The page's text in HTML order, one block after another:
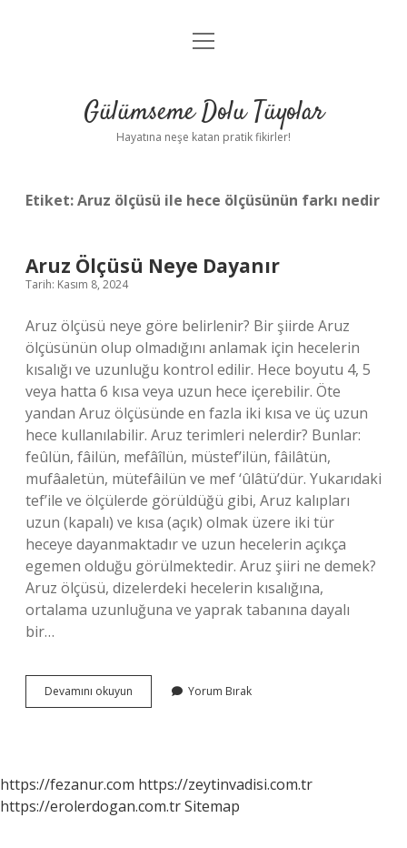
Anasayfa
Yasal Uyarı
menüyü
Gülümseme Dolu Tüyolar
Hayatına neşe katan pratik fikirler!
Etiket:Aruz ölçüsü ile hece ölçüsünün farkı nedir
Aruz Ölçüsü Neye Dayanır
Tarih: Kasım 8, 2024
Aruz ölçüsü neye göre belirlenir? Bir şiirde Aruz
ölçüsünün olup olmadığını anlamak için hecelerin
kısalığı ve uzunluğu kontrol edilir. Hece boyutu 4, 5
veya hatta 6 kısa veya uzun hece içerebilir. Öte
yandan Aruz ölçüsünde en fazla iki kısa ve üç uzun
hece kullanılabilir. Aruz terimleri nelerdir? Bunlar:
feûlün, fâilün, mefâîlün, müstef’ilün, fâilâtün,
mufâaletün, mütefâilün ve mef ‘ûlâtü’dür. Yukarıdaki
tef’ile ve ölçülerde görüldüğü gibi, Aruz kalıpları
uzun (kapalı) ve kısa (açık) olmak üzere iki tür
heceye dayanmaktadır ve uzun hecelerin açıkça
egemen olduğu görülmektedir. Aruz şiiri ne demek?
Aruz ölçüsü, dizelerdeki hecelerin kısalığına,
ortalama uzunluğuna ve yaprak tabanına dayalı
bir…
Devamını okuyun
Ölçüsü
Yorum Bırak
https://fezanur.com https://zeytinvadisi.com.tr
https://erolerdogan.com.trSitemap